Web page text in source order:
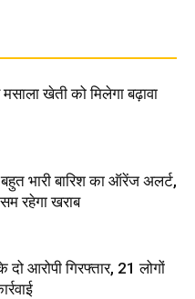
मसाला खेती को मिलेगा बढ़ावा
बहुत भारी बारिश का ऑरेंज अलर्ट,
रहेगा खराब
दो आरोपी गिरफ्तार, 21 लोगों